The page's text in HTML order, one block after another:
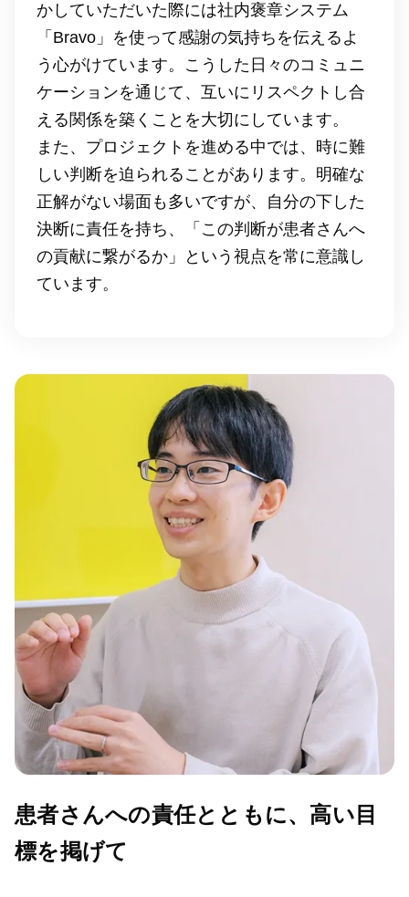
かしていただいた際には社内褒章システム
「Bravo」を使って感謝の気持ちを伝えるよ
う心がけています。こうした日々のコミュニ
ケーションを通じて、互いにリスペクトし合
える関係を築くことを大切にしています。
また、プロジェクトを進める中では、時に難
しい判断を迫られることがあります。明確な
正解がない場面も多いですが、自分の下した
決断に責任を持ち、「この判断が患者さんへ
の貢献に繋がるか」という視点を常に意識し
ています。
患者さんへの責任とともに、高い目
標を掲げて